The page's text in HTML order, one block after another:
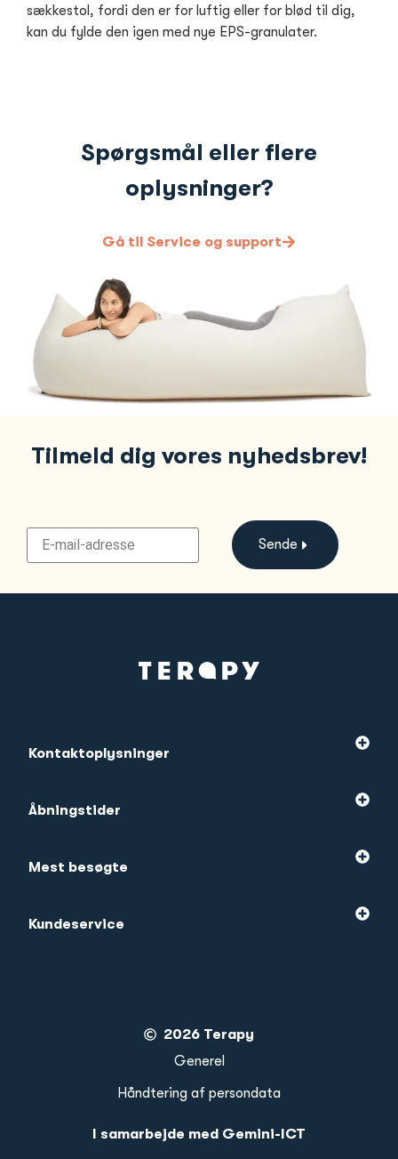
sækkestol, fordi den er for luftig eller for blød til dig,
kan du fylde den igen med nye EPS-granulater.
Spørgsmål eller flere
oplysninger?
Gå til Service og support
Tilmeld dig vores nyhedsbrev!
Sende
Kontaktoplysninger
Åbningstider
Mest besøgte
Kundeservice
2026 Terapy
Generel
Håndtering af persondata
I samarbejde med Gemini-ICT